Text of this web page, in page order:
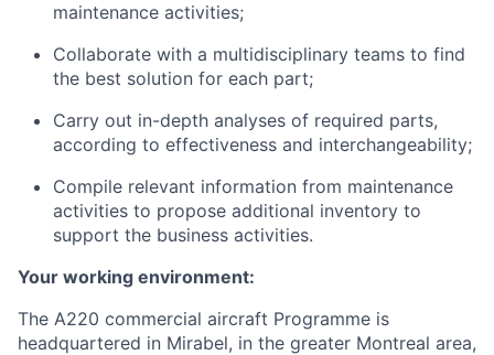
maintenance activities;
Collaborate with a multidisciplinary teams to find
the best solution for each part;
Carry out in-depth analyses of required parts,
according to effectiveness and interchangeability;
Compile relevant information from maintenance
activities to propose additional inventory to
support the business activities.
Your working environment:
The A220 commercial aircraft Programme is
headquartered in Mirabel, in the greater Montreal area,